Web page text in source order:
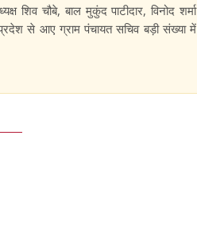
शिव चौबे, बाल मुकुंद पाटीदार, विनोद शर्मा
से आए ग्राम पंचायत सचिव बड़ी संख्या में